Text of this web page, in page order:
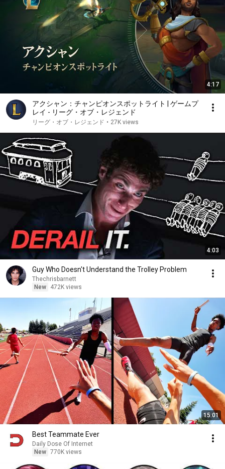
4:17
アクシャン：チャンピオンスポットライト | ゲームプ
レイ - リーグ・オブ・レジェンド
リーグ・オブ・レジェンド • 27K views
4:03
Guy Who Doesn't Understand the Trolley Problem
Thechrisbarnett
New
472K views
15:01
Best Teammate Ever
Daily Dose Of Internet
New 770K views